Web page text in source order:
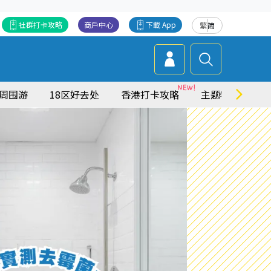
繁简
下載 App
商戶中心
社群打卡攻略
围游 18区好去处 香港打卡攻略 主题特集